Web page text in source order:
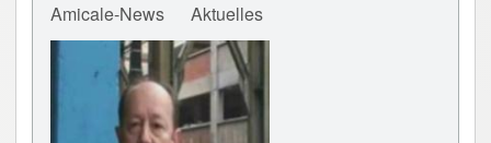
Amicale-News Aktuelles